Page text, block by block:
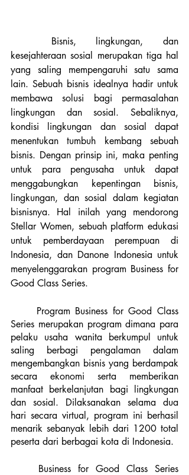
kesejahteraan sosial merupakan tiga hal
yang saling mempengaruhi satu sama
lain. Sebuah bisnis idealnya hadir untuk
membawa solusi bagi permasalahan
lingkungan dan sosial. Sebaliknya,
kondisi lingkungan dan sosial dapat
menentukan tumbuh kembang sebuah
bisnis. Dengan prinsip ini, maka penting
untuk para pengusaha untuk dapat
menggabungkan kepentingan bisnis,
lingkungan, dan sosial dalam kegiatan
bisnisnya. Hal inilah yang mendorong
Stellar Women, sebuah platform edukasi
untuk pemberdayaan perempuan di
Indonesia, dan Danone Indonesia untuk
menyelenggarakan program Business for
Good Class Series.
Series merupakan program dimana para
pelaku usaha wanita berkumpul untuk
saling berbagi pengalaman dalam
mengembangkan bisnis yang berdampak
secara ekonomi serta memberikan
manfaat berkelanjutan bagi lingkungan
dan sosial. Dilaksanakan selama dua
hari secara virtual, program ini berhasil
menarik sebanyak lebih dari 1200 total
peserta dari berbagai kota di Indonesia.